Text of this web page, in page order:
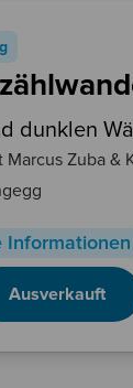
dunklen
Zuba &
Ausverkauft
Informationen